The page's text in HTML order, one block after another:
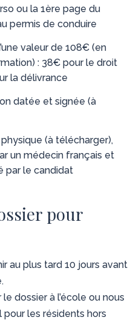
ou la 1ère page du
permis de conduire
valeur de 108€ (en
: 38€ pour le droit
la délivrance
datée et signée (à
(à télécharger),
un médecin français et
par le candidat
pour
au plus tard 10 jours avant
dossier à l’école ou nous
pour les résidents hors